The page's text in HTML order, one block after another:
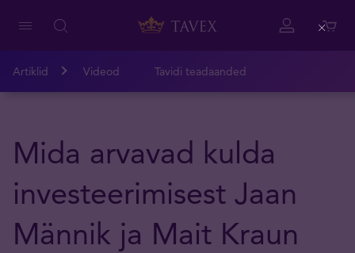
Artiklid Videod Tavidi teadaanded
Mida arvavad kulda
investeerimisest Jaan
Männik ja Mait Kraun
Close